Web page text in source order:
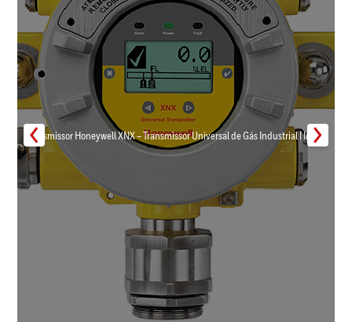
Transmissor Honeywell XNX – Transmissor Universal de Gás Industrial | Inmar